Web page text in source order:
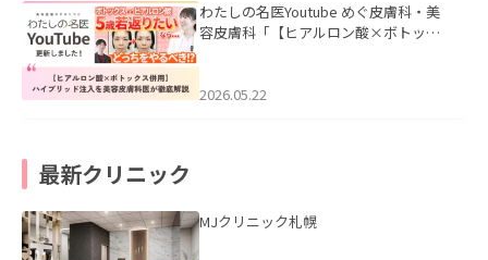
わたしの名医Youtube めぐ皮膚科・美
容皮膚科「【ヒアルロン酸×ボトック
た。
2026.05.22
最新クリニック
MJクリニック札幌